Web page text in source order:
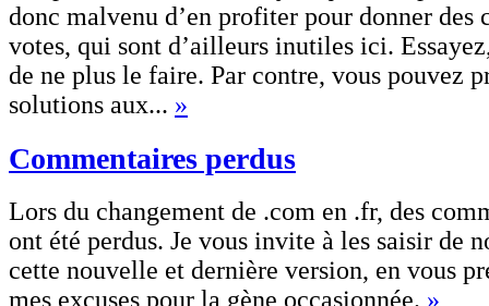
donc malvenu d’en profiter pour donner des
votes, qui sont d’ailleurs inutiles ici.
de ne plus le faire. Par contre, vous pouvez
solutions aux... »
Commentaires perdus
Lors du changement de .com en .fr, des
ont été perdus. Je vous invite à les saisir de
cette nouvelle et dernière version, en vous
mes excuses pour la gène occasionnée. »